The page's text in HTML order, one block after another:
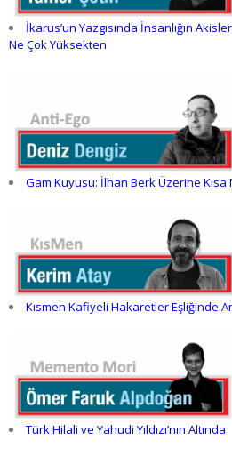
İkarus’un Yazgısında İnsanlığın
Ne Çok Yüksekten
Gam Kuyusu: İlhan Berk Üzerine Kısa
Kısmen Kafiyeli Hakaretler Eşliğinde
Türk Hilali ve Yahudi Yıldızı’nın Altında